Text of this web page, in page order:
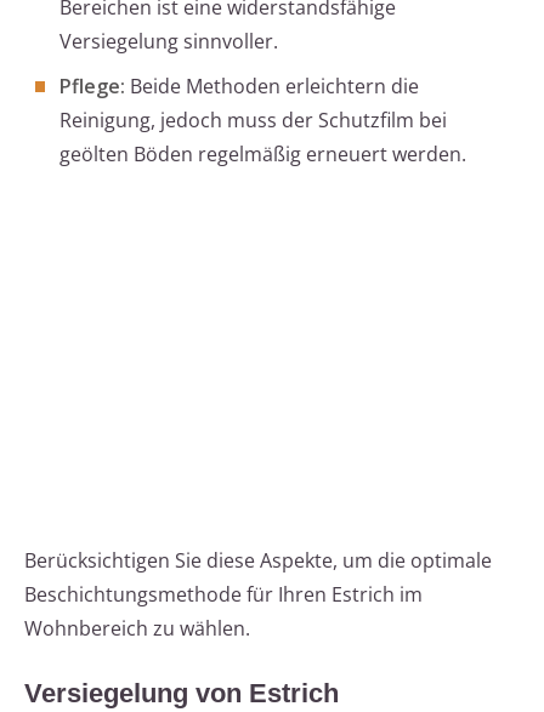
Bereichen ist eine widerstandsfähige
Versiegelung sinnvoller.
Pflege: Beide Methoden erleichtern die
Reinigung, jedoch muss der Schutzfilm bei
geölten Böden regelmäßig erneuert werden.
Berücksichtigen Sie diese Aspekte, um die optimale
Beschichtungsmethode für Ihren Estrich im
Wohnbereich zu wählen.
Versiegelung von Estrich